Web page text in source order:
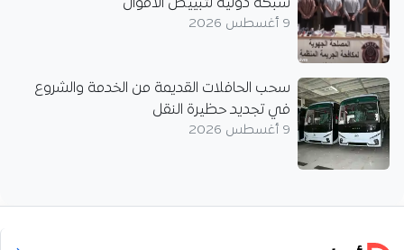
9 أغسطس 2026
سحب الحافلات القديمة من الخدمة والشروع
في تجديد حظيرة النقل
9 أغسطس 2026